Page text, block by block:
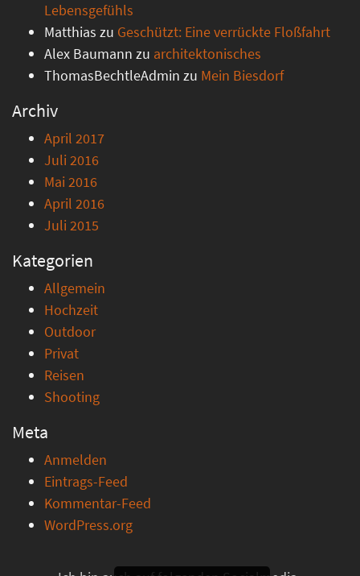
Lebensgefühls
Matthias zu Geschützt: Eine verrückte Floßfahrt
Alex Baumann zu architektonisches
ThomasBechtleAdmin zu Mein Biesdorf
Archiv
April 2017
Juli 2016
Mai 2016
April 2016
Juli 2015
Kategorien
Allgemein
Hochzeit
Outdoor
Privat
Reisen
Shooting
Meta
Anmelden
Eintrags-Feed
Kommentar-Feed
WordPress.org